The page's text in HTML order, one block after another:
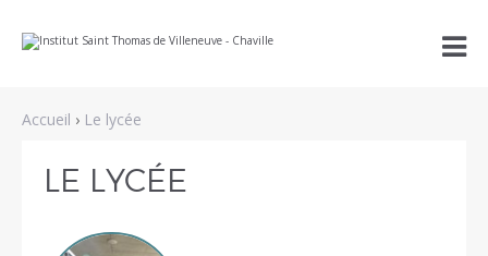
au
la
personnels

Accueil › Le lycée
LE LYCÉE